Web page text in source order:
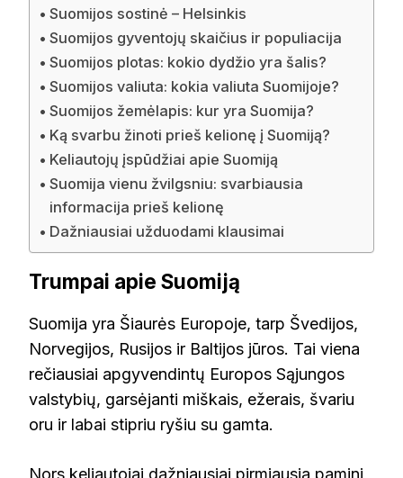
Suomijos sostinė – Helsinkis
Suomijos gyventojų skaičius ir populiacija
Suomijos plotas: kokio dydžio yra šalis?
Suomijos valiuta: kokia valiuta Suomijoje?
Suomijos žemėlapis: kur yra Suomija?
Ką svarbu žinoti prieš kelionę į Suomiją?
Keliautojų įspūdžiai apie Suomiją
Suomija vienu žvilgsniu: svarbiausia
informacija prieš kelionę
Dažniausiai užduodami klausimai
Trumpai apie Suomiją
Suomija yra Šiaurės Europoje, tarp Švedijos,
Norvegijos, Rusijos ir Baltijos jūros. Tai viena
rečiausiai apgyvendintų Europos Sąjungos
valstybių, garsėjanti miškais, ežerais, švariu
oru ir labai stipriu ryšiu su gamta.
Nors keliautojai dažniausiai pirmiausia pamini